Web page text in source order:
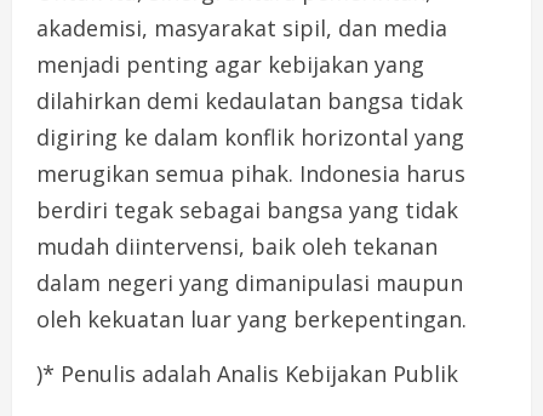
akademisi, masyarakat sipil, dan media
menjadi penting agar kebijakan yang
dilahirkan demi kedaulatan bangsa tidak
digiring ke dalam konflik horizontal yang
merugikan semua pihak. Indonesia harus
berdiri tegak sebagai bangsa yang tidak
mudah diintervensi, baik oleh tekanan
dalam negeri yang dimanipulasi maupun
oleh kekuatan luar yang berkepentingan.
)* Penulis adalah Analis Kebijakan Publik